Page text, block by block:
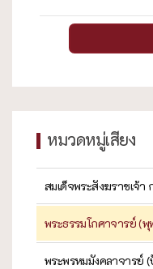
หมวดหมู่เสียง
สมเด็จพระสังฆราชเจ้
พระธรรมโกศาจารย์ (
พระพรหมมังคลาจาร